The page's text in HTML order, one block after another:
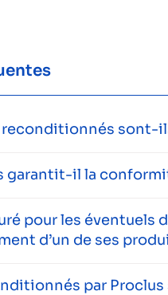
sont-
garantit-il la
pour les éventuels
d’un de ses
par